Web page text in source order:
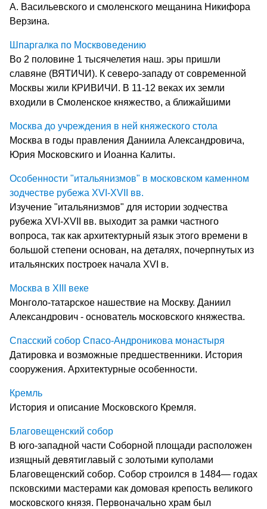
А. Васильевского и смоленского мещанина Никифора
Верзина.
Шпаргалка по Москвоведению
Во 2 половине 1 тысячелетия наш. эры пришли
славяне (ВЯТИЧИ). К северо-западу от современной
Москвы жили КРИВИЧИ. В 11-12 веках их земли
входили в Смоленское княжество, а ближайшими
Москва до учреждения в ней княжеского стола
Москва в годы правления Даниила Александровича,
Юрия Московскиго и Иоанна Калиты.
Особенности "итальянизмов" в московском каменном
зодчестве рубежа XVI-XVII вв.
Изучение "итальянизмов" для истории зодчества
рубежа XVI-XVII вв. выходит за рамки частного
вопроса, так как архитектурный язык этого времени в
большой степени основан, на деталях, почерпнутых из
итальянских построек начала XVI в.
Москва в XIII веке
Монголо-татарское нашествие на Москву. Даниил
Александрович - основатель московского княжества.
Спасский собор Спасо-Андроникова монастыря
Датировка и возможные предшественники. История
сооружения. Архитектурные особенности.
Кремль
История и описание Московского Кремля.
Благовещенский собор
В юго-западной части Соборной площади расположен
изящный девятиглавый с золотыми куполами
Благовещенский собор. Собор строился в 1484— годах
псковскими мастерами как домовая крепость великого
московского князя. Первоначально храм был